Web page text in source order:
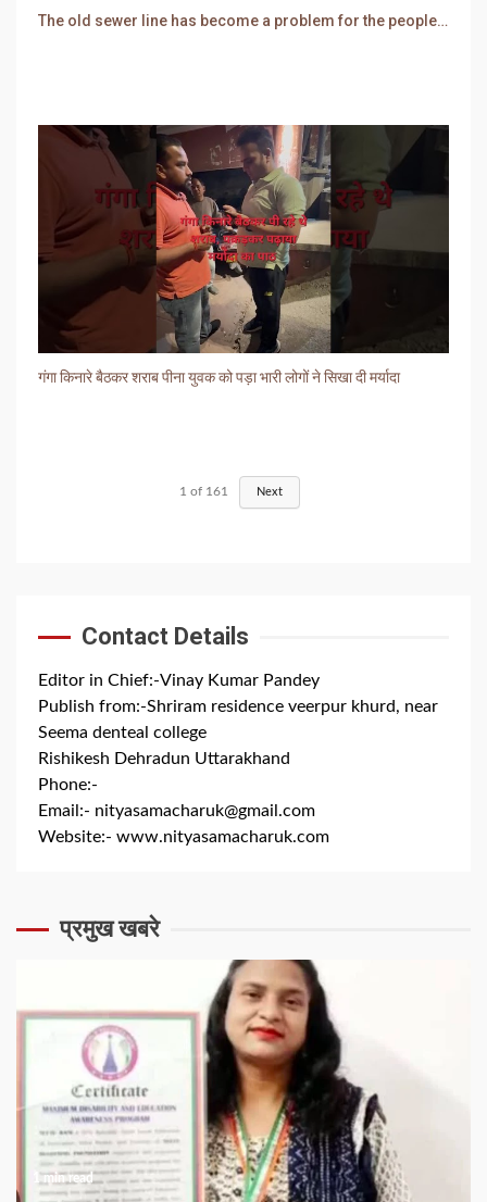
The old sewer line has become a problem for the people. Sewer water is entering people's houses.
गंगा किनारे बैठकर शराब पीना युवक को पड़ा भारी लोगों ने सिखा दी मर्यादा
1 of 161 Next
Contact Details
Editor in Chief:-Vinay Kumar Pandey
Publish from:-Shriram residence veerpur khurd, near
Seema denteal college
Rishikesh Dehradun Uttarakhand
Phone:-
Email:- nityasamacharuk@gmail.com
Website:- www.nityasamacharuk.com
प्रमुख खबरे
1 min read